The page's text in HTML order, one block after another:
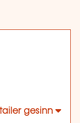
gesinn